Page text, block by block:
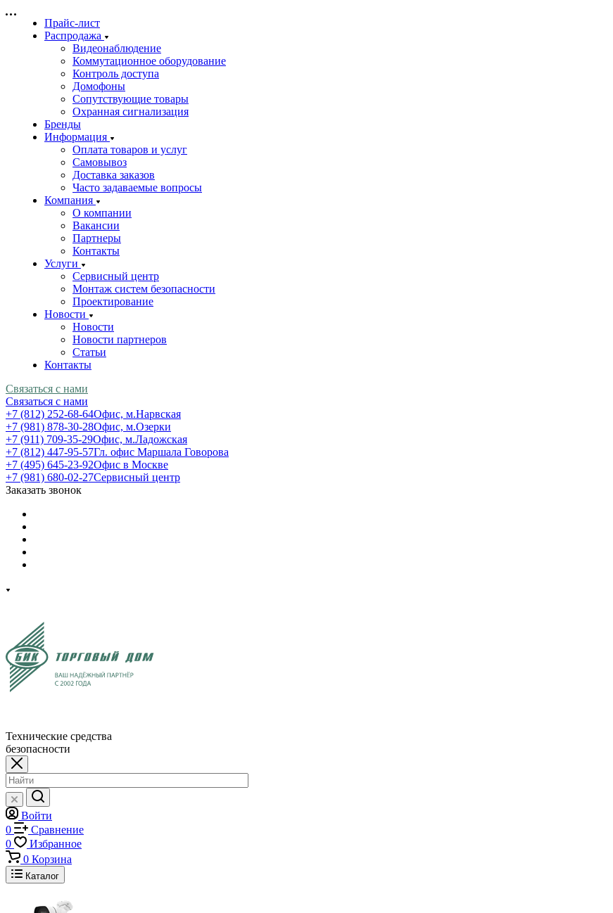
Прайс-лист
Распродажа
Видеонаблюдение
Коммутационное оборудование
Контроль доступа
Домофоны
Сопутствующие товары
Охранная сигнализация
Бренды
Информация
Оплата товаров и услуг
Самовывоз
Доставка заказов
Часто задаваемые вопросы
Компания
О компании
Вакансии
Партнеры
Контакты
Услуги
Сервисный центр
Монтаж систем безопасности
Проектирование
Новости
Новости
Новости партнеров
Статьи
Контакты
Связаться с нами
Связаться с нами
+7 (812) 252-68-64Офис, м.Нарвская
+7 (981) 878-30-28Офис, м.Озерки
+7 (911) 709-35-29Офис, м.Ладожская
+7 (812) 447-95-57Гл. офис Маршала Говорова
+7 (495) 645-23-92Офис в Москве
+7 (981) 680-02-27Сервисный центр
Заказать звонок
Технические средства
безопасности
Войти
0
Сравнение
0
Избранное
0 Корзина
Каталог